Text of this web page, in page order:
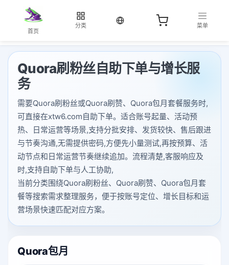
首页
分类
当前语言：中文
菜单
Quora刷粉丝自助下单与增长服
务
需要Quora刷粉丝或Quora刷赞、Quora包月套餐服务时,
可直接在xtw6.com自助下单。适合账号起量、活动预
热、日常运营等场景,支持分批安排、发货较快、售后跟进
与节奏沟通,无需提供密码,方便先小量测试,再按预算、活
动节点和日常运营节奏继续追加。流程清楚,客服响应及
时,支持自助下单与人工协助,
当前分类围绕Quora刷粉丝、Quora刷赞、Quora包月套
餐等搜索需求整理服务，便于按账号定位、增长目标和运
营场景快速匹配对应方案。
Quora包月